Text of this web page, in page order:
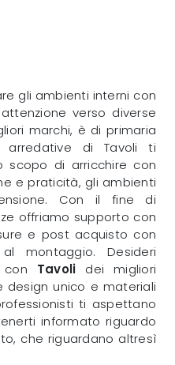
gli ambienti interni con
verso diverse
marchi, è di primaria
arredative di Tavoli ti
scopo di arricchire con
e praticità, gli ambienti
Con il fine di
offriamo supporto con
e post acquisto con
montaggio. Desideri
Tavoli dei migliori
design unico e materiali
ti aspettano
informato riguardo
che riguardano altresì